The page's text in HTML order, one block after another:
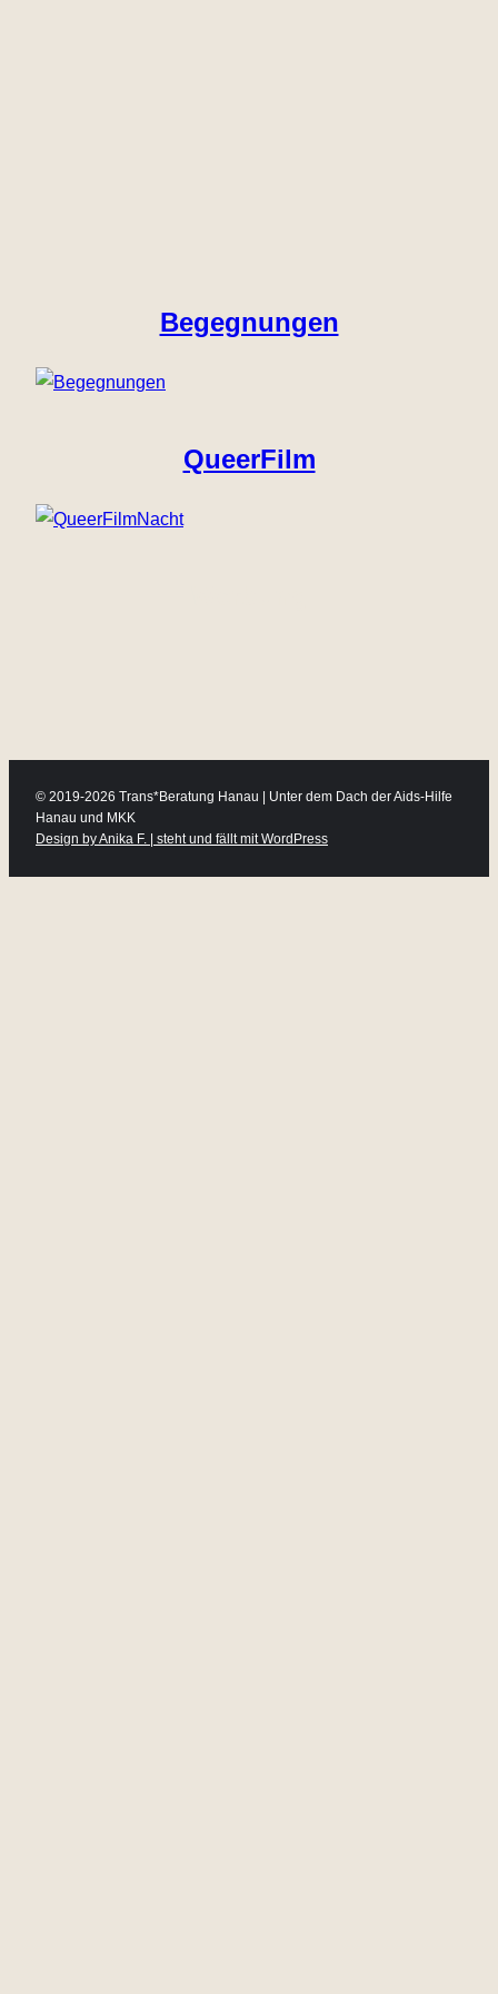
Begegnungen
QueerFilm
© 2019-2026 Trans*Beratung Hanau | Unter dem Dach der Aids-Hilfe
Hanau und MKK
Design by Anika F. | steht und fällt mit WordPress